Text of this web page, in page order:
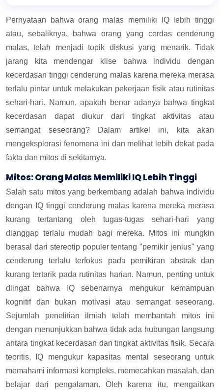
Pernyataan bahwa orang malas memiliki IQ lebih tinggi
atau, sebaliknya, bahwa orang yang cerdas cenderung
malas, telah menjadi topik diskusi yang menarik. Tidak
jarang kita mendengar klise bahwa individu dengan
kecerdasan tinggi cenderung malas karena mereka merasa
terlalu pintar untuk melakukan pekerjaan fisik atau rutinitas
sehari-hari. Namun, apakah benar adanya bahwa tingkat
kecerdasan dapat diukur dari tingkat aktivitas atau
semangat seseorang? Dalam artikel ini, kita akan
mengeksplorasi fenomena ini dan melihat lebih dekat pada
fakta dan mitos di sekitarnya.
Mitos: Orang Malas Memiliki IQ Lebih Tinggi
Salah satu mitos yang berkembang adalah bahwa individu
dengan IQ tinggi cenderung malas karena mereka merasa
kurang tertantang oleh tugas-tugas sehari-hari yang
dianggap terlalu mudah bagi mereka. Mitos ini mungkin
berasal dari stereotip populer tentang "pemikir jenius" yang
cenderung terlalu terfokus pada pemikiran abstrak dan
kurang tertarik pada rutinitas harian. Namun, penting untuk
diingat bahwa IQ sebenarnya mengukur kemampuan
kognitif dan bukan motivasi atau semangat seseorang.
Sejumlah penelitian ilmiah telah membantah mitos ini
dengan menunjukkan bahwa tidak ada hubungan langsung
antara tingkat kecerdasan dan tingkat aktivitas fisik. Secara
teoritis, IQ mengukur kapasitas mental seseorang untuk
memahami informasi kompleks, memecahkan masalah, dan
belajar dari pengalaman. Oleh karena itu, mengaitkan